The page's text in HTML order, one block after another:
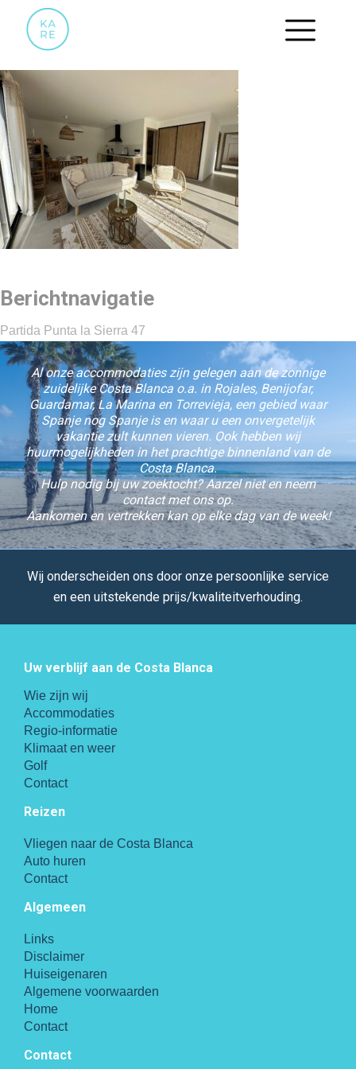
Berichtnavigatie
Partida Punta la Sierra 47
Al onze accommodaties zijn gelegen aan de zonnige
zuidelijke Costa Blanca o.a. in Rojales, Benijofar,
Guardamar, La Marina en Torrevieja, een gebied waar
Spanje nog Spanje is en waar u een onvergetelijk
vakantie zult kunnen vieren. Ook hebben wij
huurmogelijkheden in het prachtige binnenland van de
Costa Blanca.
Hulp nodig bij uw zoektocht? Aarzel niet en neem
contact met ons op.
Aankomen en vertrekken kan op elke dag van de week!
Wij onderscheiden ons door onze persoonlijke service
en een uitstekende prijs/kwaliteitverhouding.
Uw verblijf aan de Costa Blanca
Wie zijn wij
Accommodaties
Regio-informatie
Klimaat en weer
Golf
Contact
Reizen
Vliegen naar de Costa Blanca
Auto huren
Contact
Algemeen
Links
Disclaimer
Huiseigenaren
Algemene voorwaarden
Home
Contact
Contact